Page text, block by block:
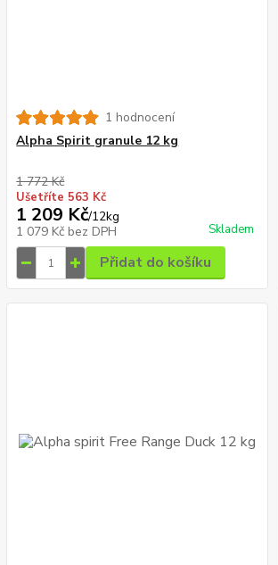
1 hodnocení
Alpha Spirit granule 12 kg
1 772 Kč
Ušetříte 563 Kč
1 209 Kč/12kg
1 079 Kč bez DPH Skladem
Přidat do košíku